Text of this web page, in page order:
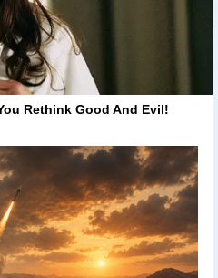
Rethink Good And Evil!